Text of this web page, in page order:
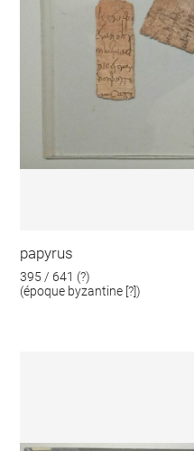
papyrus
395 / 641 (?)
(époque byzantine [?])